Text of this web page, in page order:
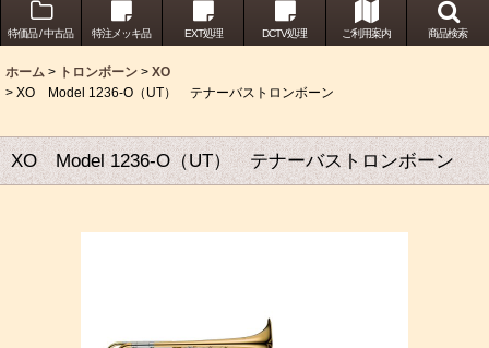
特価品 / 中古品 特注メッキ品 EXT処理 DCTV処理 ご利用案内 商品検索
ホーム > トロンボーン > XO
> XO Model 1236-O（UT） テナーバストロンボーン
XO Model 1236-O（UT） テナーバストロンボーン